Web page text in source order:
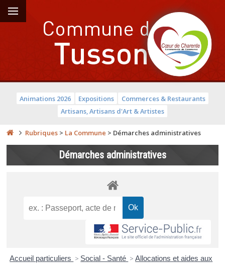
Animations 2026 Expositions
Commerces & Restaurants
Artisans, Artisans d'Art & Artistes
Rubriques > La Commune > Démarches administratives
Démarches administratives
Accueil particuliers > Social - Santé > Allocations et aides aux